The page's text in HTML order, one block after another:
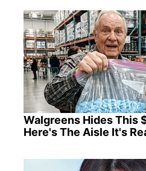
Walgreens Hides This
Here's The Aisle It's